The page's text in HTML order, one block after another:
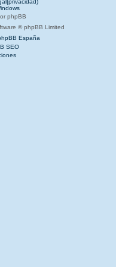
phpBB
© phpBB Limited
España
SEO